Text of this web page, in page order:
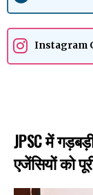
Instagram
JPSC में
एजेंसियों को